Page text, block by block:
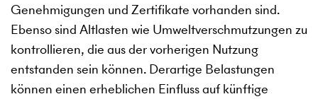
Genehmigungen und Zertifikate vorhanden sind.
Ebenso sind Altlasten wie Umweltverschmutzungen zu
kontrollieren, die aus der vorherigen Nutzung
entstanden sein können. Derartige Belastungen
können einen erheblichen Einfluss auf künftige